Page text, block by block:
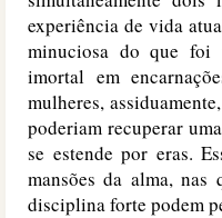
experiência de vida
minuciosa do que foi
imortal em
mulheres,
poderiam recuperar
se estende por eras.
mansões da alma, nas
disciplina forte podem